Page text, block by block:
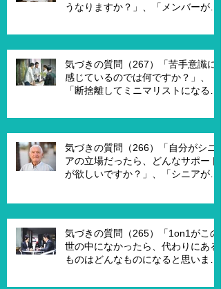
うなりますか？」、「メンバーが主
を実現したいですか？」、「XXさん
トを受ければ、主体的になります
か？」
気づきの質問（267）「苦手意識に
感じているのでは何ですか？」、
「断捨離してミニマリストになるの
うと違うのではないですか？」
気づきの質問（266）「自分がシニ
アの立場だったら、どんなサポート
が欲しいですか？」、「シニアが喜
気づきの質問（265）「1on1がこの
世の中になかったら、代わりにある
ものはどんなものになると思います
を進める為には、どんな仕組みが必